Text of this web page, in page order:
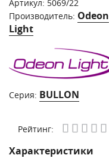
Артикул: 5069/22
Производитель: Odeon
Light
Серия: BULLON
Рейтинг:
Характеристики